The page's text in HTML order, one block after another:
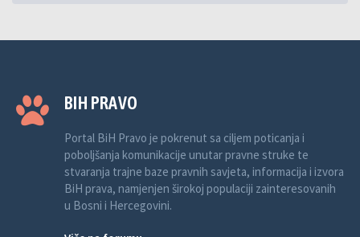
BIH PRAVO
Portal BiH Pravo je pokrenut sa ciljem poticanja i
poboljšanja komunikacije unutar pravne struke te
stvaranja trajne baze pravnih savjeta, informacija i izvora
BiH prava, namjenjen širokoj populaciji zainteresovanih
u Bosni i Hercegovini.